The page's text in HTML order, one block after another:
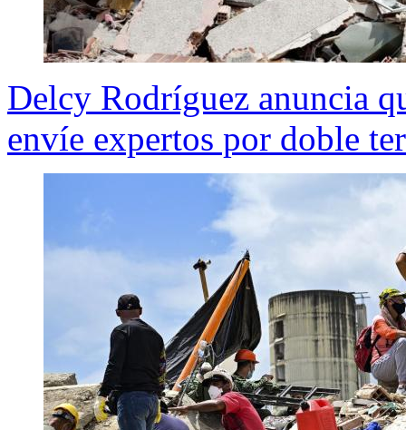
Delcy Rodríguez anuncia
envíe expertos por doble